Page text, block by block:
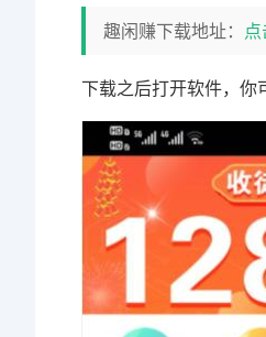
趣闲赚下载地址：
下载之后打开软件，你